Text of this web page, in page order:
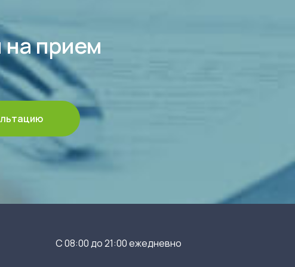
прием
С 08:00 до 21:00 ежедневно